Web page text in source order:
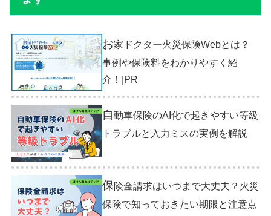
お家ドクター火災保険Webとは？
事例や保険料をわかりやすく紹
介！|PR
自動車保険のAI化で起きやすい等級
トラブルと入力ミスの実例を解説
保険金請求はいつまで大丈夫？火災
保険で知っておきたい期限と注意点